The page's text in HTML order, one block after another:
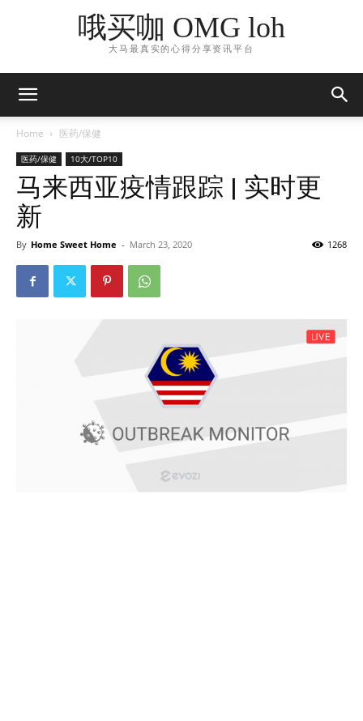
哦买咖 OMG loh
大马最真实的心得分享资讯平台
Home 医药/保健
医药/保健 10大/TOP10
马来西亚疫情跟踪 | 实时更
新
By Home Sweet Home - March 23, 2020 1268